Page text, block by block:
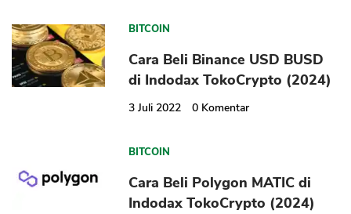
BITCOIN
Cara Beli Binance USD BUSD
di Indodax TokoCrypto (2024)
3 Juli 2022 0 Komentar
BITCOIN
Cara Beli Polygon MATIC di
Indodax TokoCrypto (2024)